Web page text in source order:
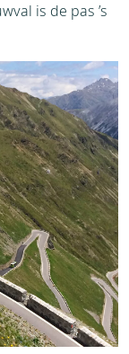
is de pas ’s